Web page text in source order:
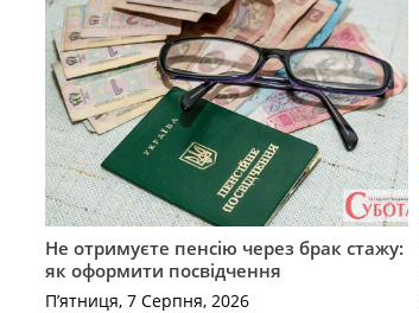
Не отримуєте пенсію через брак стажу:
як оформити посвідчення
П’ятниця, 7 Серпня, 2026